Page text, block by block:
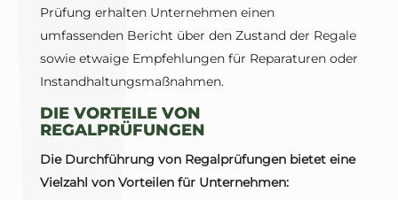
Prüfung erhalten Unternehmen einen
umfassenden Bericht über den Zustand der Regale
sowie etwaige Empfehlungen für Reparaturen oder
Instandhaltungsmaßnahmen.
DIE VORTEILE VON
REGALPRÜFUNGEN
Die Durchführung von Regalprüfungen bietet eine
Vielzahl von Vorteilen für Unternehmen: